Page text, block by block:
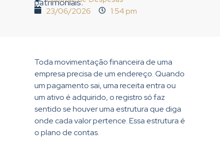
23/06/2026
1:54 pm
Toda movimentação financeira de uma
empresa precisa de um endereço. Quando
um pagamento sai, uma receita entra ou
um ativo é adquirido, o registro só faz
sentido se houver uma estrutura que diga
onde cada valor pertence. Essa estrutura é
o plano de contas.